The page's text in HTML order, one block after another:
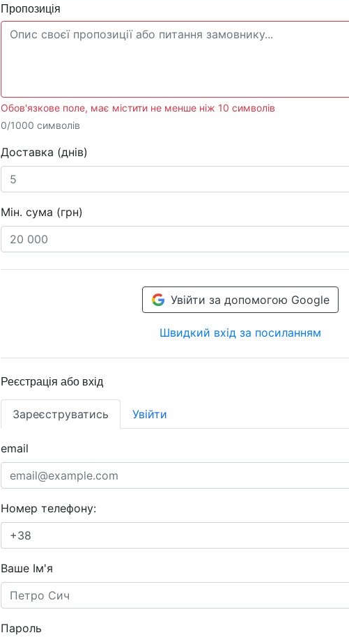
Пропозиція
Обов'язкове поле, має містити не менше ніж 10 символів
0/1000 символів
Доставка (днів)
Мін. сума (грн)
Увійти за допомогою Google
Швидкий вхід за посиланням
Реєстрація або вхід
Зареєструватись Увійти
email
Номер телефону:
Ваше Ім'я
Пароль